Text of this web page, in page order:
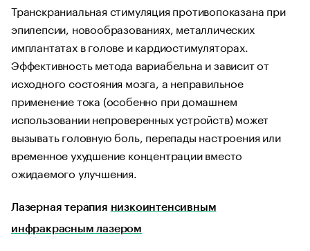
Транскраниальная стимуляция противопоказана при
эпилепсии, новообразованиях, металлических
имплантатах в голове и кардиостимуляторах.
Эффективность метода вариабельна и зависит от
исходного состояния мозга, а неправильное
применение тока (особенно при домашнем
использовании непроверенных устройств) может
вызывать головную боль, перепады настроения или
временное ухудшение концентрации вместо
ожидаемого улучшения.
Лазерная терапия низкоинтенсивным
инфракрасным лазером